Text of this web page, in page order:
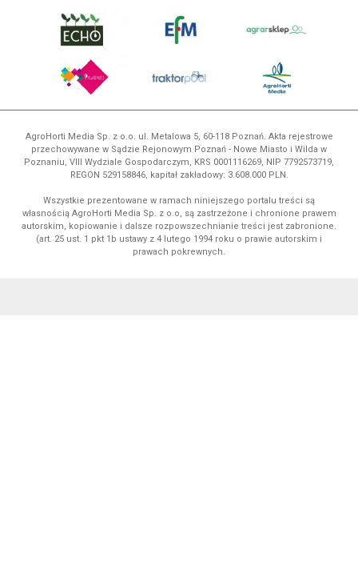
AgroHorti Media Sp. z o.o. ul. Metalowa 5, 60-118 Poznań. Akta rejestrowe
przechowywane w Sądzie Rejonowym Poznań - Nowe Miasto i Wilda w
Poznaniu, VIII Wydziale Gospodarczym, KRS 0001116269, NIP 7792573719,
REGON 529158846, kapitał zakładowy: 3.608.000 PLN.
Wszystkie prezentowane w ramach niniejszego portalu treści są
własnością AgroHorti Media Sp. z o.o, są zastrzeżone i chronione prawem
autorskim, kopiowanie i dalsze rozpowszechnianie treści jest zabronione.
(art. 25 ust. 1 pkt 1b ustawy z 4 lutego 1994 roku o prawie autorskim i
prawach pokrewnych.